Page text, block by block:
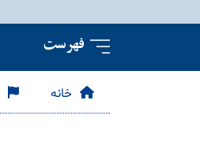
فهرست
خانه